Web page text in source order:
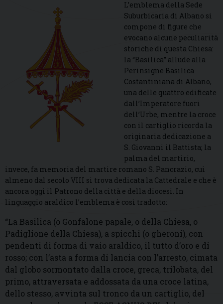
L’emblema della Sede
Suburbicaria di Albano si
compone di figure che
evocano alcune peculiarità
storiche di questa Chiesa:
la “Basilica” allude alla
Perinsigne Basilica
Costantiniana di Albano,
una delle quattro edificate
dall’Imperatore fuori
dell’Urbe, mentre la croce
con il cartiglio ricorda la
originaria dedicazione a
S. Giovanni il Battista; la
palma del martirio,
invece, fa memoria del martire romano S. Pancrazio, cui
almeno dal secolo VIII si trova dedicata la Cattedrale e che è
ancora oggi il Patrono della città e della diocesi. In
linguaggio araldico l’emblema è così tradotto:
“La Basilica (o Gonfalone papale, o della Chiesa, o
Padiglione della Chiesa), a spicchi (o gheroni), con
pendenti di forma di vaio araldico, il tutto d’oro e di
rosso; con l’asta a forma di lancia con l’arresto, cimata
dal globo sormontato dalla croce, greca, trilobata, del
primo, attraversata e addossata da una croce latina,
dello stesso, avvinta sul tronco da un cartiglio, del